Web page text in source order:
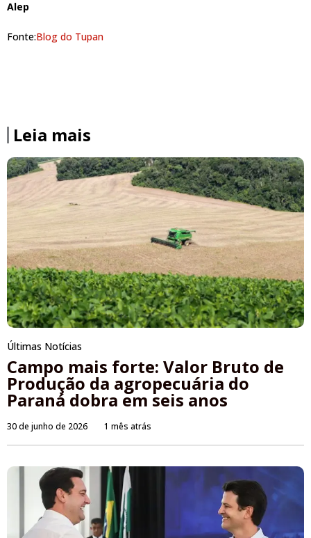
Alep
Fonte:Blog do Tupan
Leia mais
Últimas Notícias
Campo mais forte: Valor Bruto de
Produção da agropecuária do
Paraná dobra em seis anos
30 de junho de 2026 1 mês atrás